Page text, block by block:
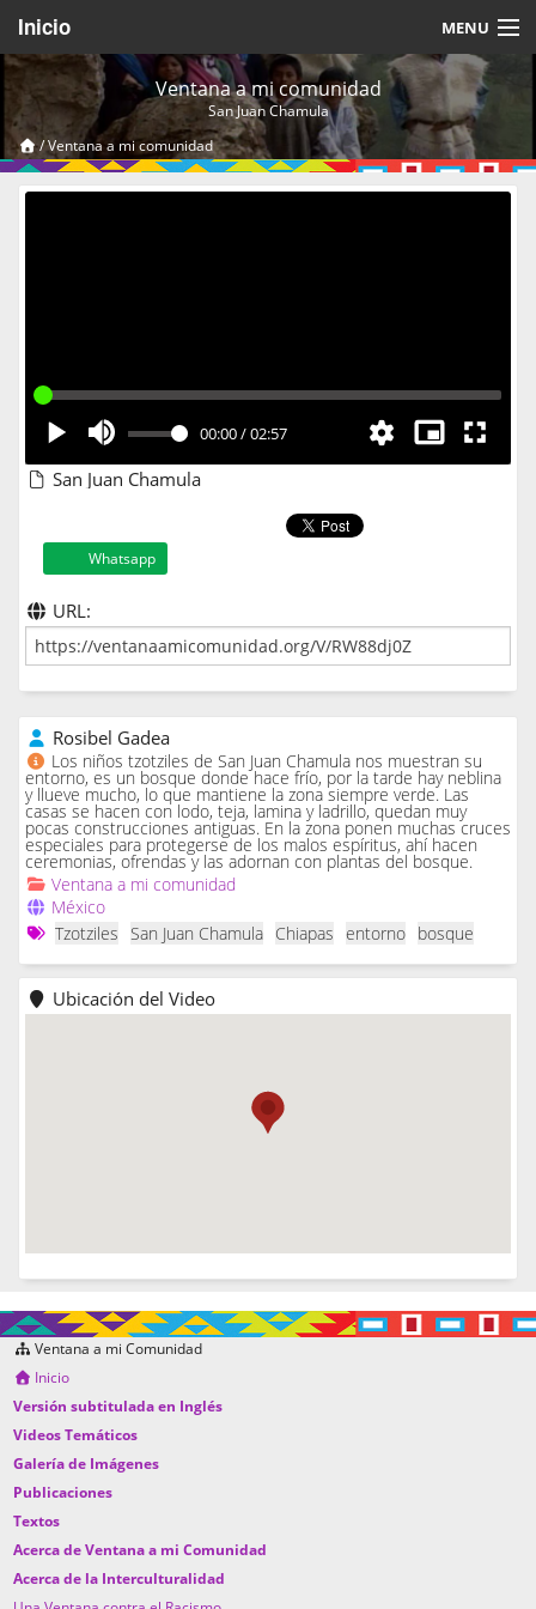
Inicio MENU
Acerca de
Videos Temáticos
Cerrar Sesión
Ventana a mi comunidad
San Juan Chamula
/Ventana a mi comunidad
00:00/02:57
San Juan Chamula
Whatsapp
URL:
Rosibel Gadea
Los niños tzotziles de San Juan Chamula nos muestran su
entorno, es un bosque donde hace frío, por la tarde hay neblina
y llueve mucho, lo que mantiene la zona siempre verde. Las
casas se hacen con lodo, teja, lamina y ladrillo, quedan muy
pocas construcciones antiguas. En la zona ponen muchas cruces
especiales para protegerse de los malos espíritus, ahí hacen
ceremonias, ofrendas y las adornan con plantas del bosque.
Ventana a mi comunidad
México
Tzotziles
San Juan Chamula Chiapas entorno bosque
Ubicación del Video
Ventana a mi Comunidad
Inicio
Versión subtitulada en Inglés
Videos Temáticos
Galería de Imágenes
Publicaciones
Textos
Acerca de Ventana a mi Comunidad
Acerca de la Interculturalidad